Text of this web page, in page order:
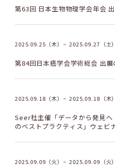
第63回 日本生物物理学会年会
2025.09.25（木） 2025.09.27（土）
第84回日本癌学会学術総会 出展
2025.09.18（木） 2025.09.18（木）
Seer社主催「データから発見
のベストプラクティス」ウェビ
2025.09.09（火） 2025.09.09（火）